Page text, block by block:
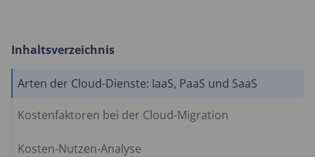
Inhaltsverzeichnis
Arten der Cloud-Dienste: IaaS, PaaS und SaaS
Kostenfaktoren bei der Cloud-Migration
Kosten-Nutzen-Analyse